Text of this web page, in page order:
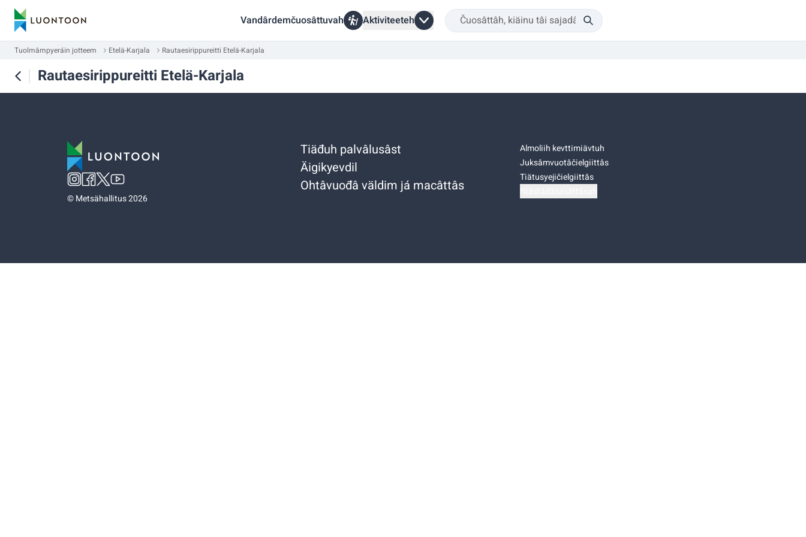
Vandârdemčuosâttuvah Aktiviteeteh
Tuolmâmpyeráin jotteem Etelä-Karjala Rautaesirippureitti Etelä-Karjala
Rautaesirippureitti Etelä-Karjala
©Metsähallitus 2026
Tiäđuh palvâlusâst
Äigikyevdil
Ohtâvuođâ väldim já macâttâs
Almoliih kevttimiävtuh
Juksâmvuotâčielgiittâs
Tiätusyejičielgiittâs